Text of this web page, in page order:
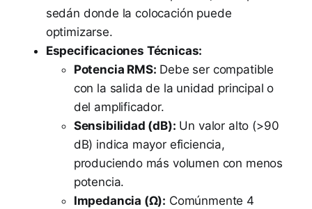
sedán donde la colocación puede
optimizarse.
Especificaciones Técnicas:
Potencia RMS: Debe ser compatible
con la salida de la unidad principal o
del amplificador.
Sensibilidad (dB): Un valor alto (>90
dB) indica mayor eficiencia,
produciendo más volumen con menos
potencia.
Impedancia (Ω): Comúnmente 4